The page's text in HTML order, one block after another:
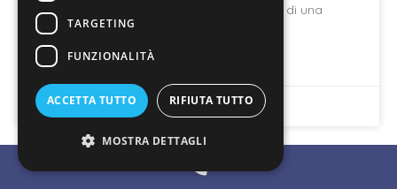
si tratta di un passaggio improvviso, ma di una
LEGGI DI PIÙ »
Aprile 20, 2026
TARGETING
FUNZIONALITÀ
ACCETTA TUTTO RIFIUTA TUTTO
MOSTRA DETTAGLI